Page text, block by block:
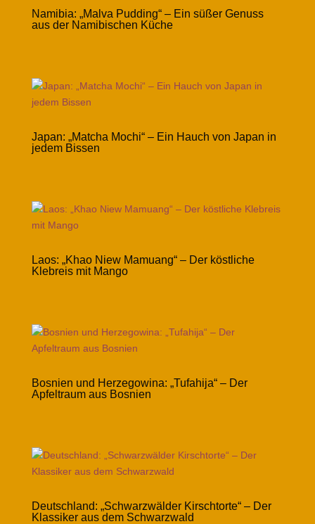
Namibia: „Malva Pudding“ – Ein süßer Genuss
aus der Namibischen Küche
Japan: „Matcha Mochi“ – Ein Hauch von Japan in
jedem Bissen
Laos: „Khao Niew Mamuang“ – Der köstliche
Klebreis mit Mango
Bosnien und Herzegowina: „Tufahija“ – Der
Apfeltraum aus Bosnien
Deutschland: „Schwarzwälder Kirschtorte“ – Der
Klassiker aus dem Schwarzwald